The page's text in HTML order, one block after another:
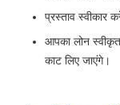
प्रस्ताव स्वीकार
आपका लोन
काट लिए जाएंगे।